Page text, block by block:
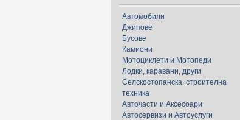
Автомобили
Джипове
Бусове
Камиони
Мотоциклети и Мотопеди
Лодки, каравани, други
Селскостопанска, строителна
техника
Авточасти и Аксесоари
Автосервизи и Автоуслуги